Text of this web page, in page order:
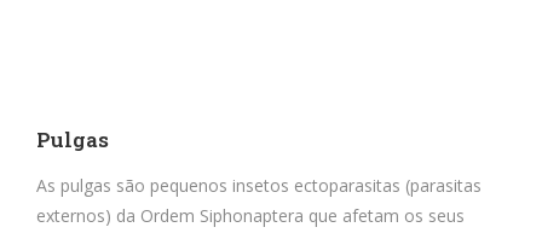
Pulgas
As pulgas são pequenos insetos ectoparasitas (parasitas
externos) da Ordem Siphonaptera que afetam os seus